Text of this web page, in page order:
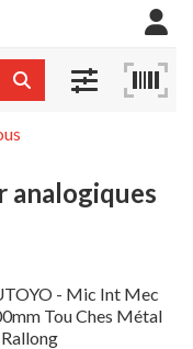
- Mic Int Mec
Tou Ches Métal